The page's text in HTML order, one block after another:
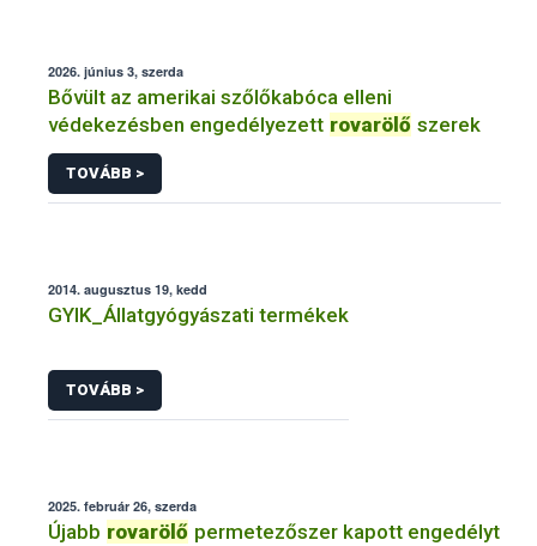
2026. június 3, szerda
Bővült az amerikai szőlőkabóca elleni
védekezésben engedélyezett rovarölő szerek
TOVÁBB >
2014. augusztus 19, kedd
GYIK_Állatgyógyászati termékek
TOVÁBB >
2025. február 26, szerda
Újabb rovarölő permetezőszer kapott engedélyt